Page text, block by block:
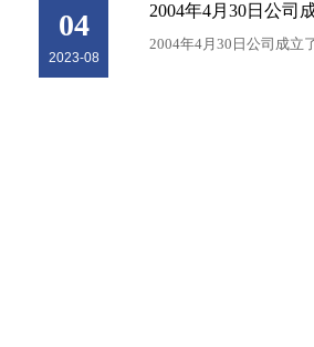
04
2023-08
2004年4月30日公司
2004年4月30日公司成立了